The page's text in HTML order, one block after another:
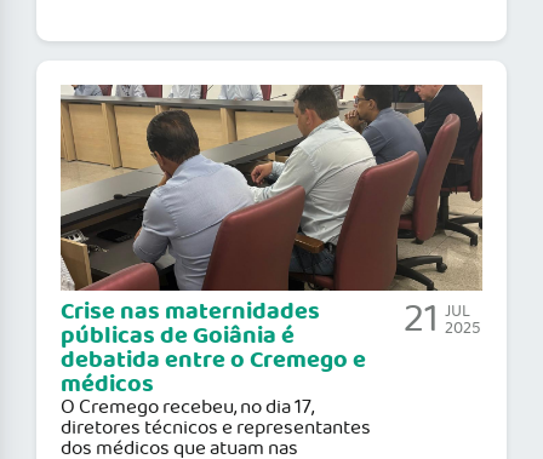
Crise nas maternidades
públicas de Goiânia é
debatida entre o Cremego e
médicos
O Cremego recebeu, no dia 17,
diretores técnicos e representantes
dos médicos que atuam nas
21 JUL
2025